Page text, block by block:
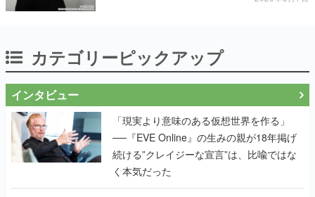
カテゴリーピックアップ
インタビュー
「現実より意味のある仮想世界を作る」
──『EVE Online』の生みの親が18年掲げ
続ける”クレイジーな宣言”は、比喩ではな
く本気だった